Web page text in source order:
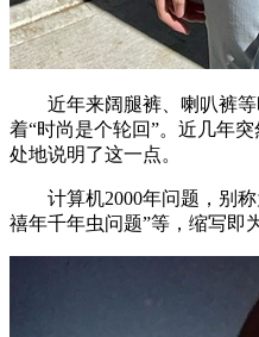
近年来阔腿裤、喇叭裤等
着“时尚是个轮回”。近几年
处地说明了这一点。
计算机2000年问题，别称
禧年千年虫问题”等，缩写即